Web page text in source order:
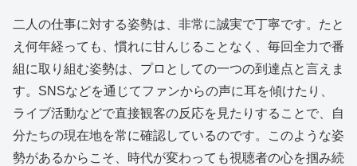
二人の仕事に対する姿勢は、非常に誠実で丁寧です。たと
え何年経っても、慣れに甘んじることなく、毎回全力で番
組に取り組む姿勢は、プロとしての一つの到達点と言えま
す。SNSなどを通じてファンからの声に耳を傾けたり、
ライブ活動などで直接観客の反応を見たりすることで、自
分たちの現在地を常に確認しているのです。このような姿
勢があるからこそ、時代が変わっても視聴者の心を掴み続